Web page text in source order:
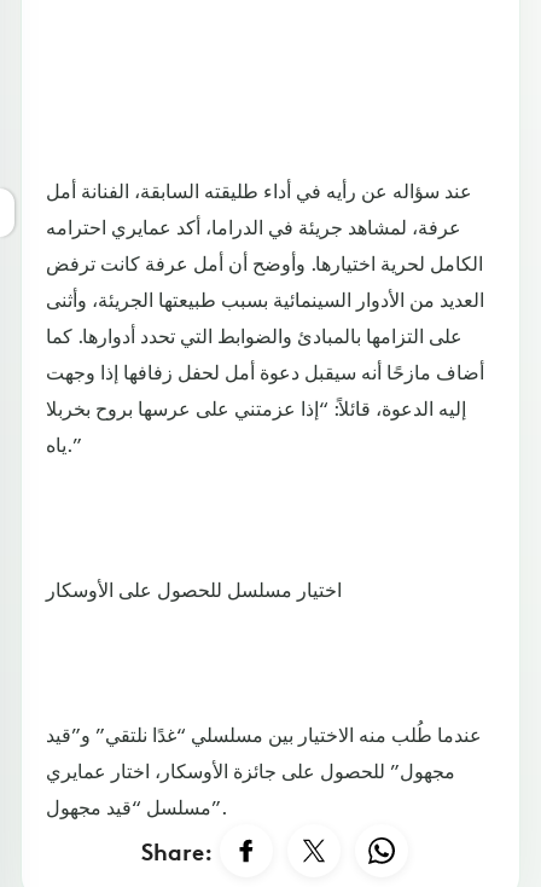
عند سؤاله عن رأيه في أداء طليقته السابقة، الفنانة أمل
عرفة، لمشاهد جريئة في الدراما، أكد عمايري احترامه
الكامل لحرية اختيارها. وأوضح أن أمل عرفة كانت ترفض
العديد من الأدوار السينمائية بسبب طبيعتها الجريئة، وأثنى
على التزامها بالمبادئ والضوابط التي تحدد أدوارها. كما
أضاف مازحًا أنه سيقبل دعوة أمل لحفل زفافها إذا وجهت
إليه الدعوة، قائلاً: “إذا عزمتني على عرسها بروح بخربلا
ياه.”
اختيار مسلسل للحصول على الأوسكار
عندما طُلب منه الاختيار بين مسلسلي “غدًا نلتقي” و”قيد
مجهول” للحصول على جائزة الأوسكار، اختار عمايري
مسلسل “قيد مجهول”.
Share: